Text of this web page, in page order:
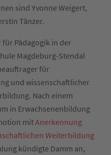
sind Yvonne Weigert,
Tänzer.
Pädagogik in der
Magdeburg-Stendal
für
und wissenschaftlicher
Nach einem
in Erwachsenenbildung
mitAnerkennung
Weiterbildung
kündigte Damm an,